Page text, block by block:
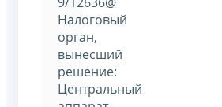
Налоговый
орган,
вынесший
решение:
Центральный